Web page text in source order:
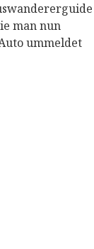
man nun
ummeldet